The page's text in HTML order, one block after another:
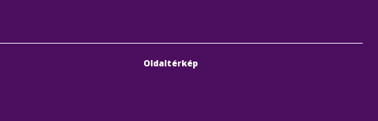
Oldaltérkép